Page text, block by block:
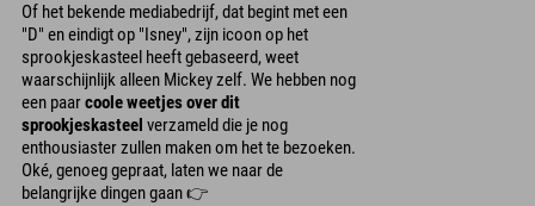
Of het bekende mediabedrijf, dat begint met een
"D" en eindigt op "Isney", zijn icoon op het
sprookjeskasteel heeft gebaseerd, weet
waarschijnlijk alleen Mickey zelf. We hebben nog
een paarcoole weetjes over dit
sprookjeskasteel verzameld die je nog
enthousiaster zullen maken om het te bezoeken.
Oké, genoeg gepraat, laten we naar de
belangrijke dingen gaan 👉